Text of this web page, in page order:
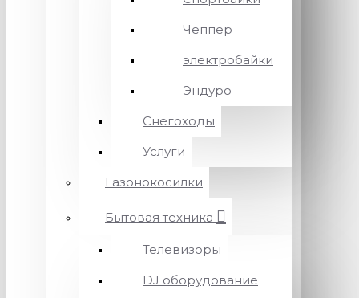
Чеппер
электробайки
Эндуро
Снегоходы
Услуги
Газонокосилки
Бытовая техника
Телевизоры
DJ оборудование